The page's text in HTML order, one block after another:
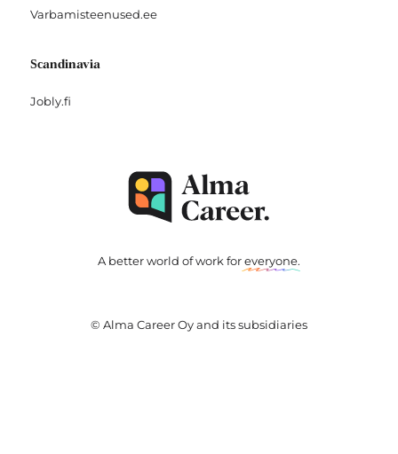
Varbamisteenused.ee
Scandinavia
Jobly.fi
A better world of work foreveryone.
© Alma Career Oy and its subsidiaries